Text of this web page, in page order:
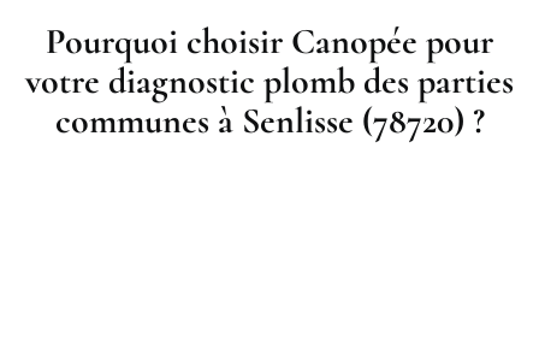
Pourquoi choisir Canopée pour
votre diagnostic plomb des parties
communes à Senlisse (78720) ?